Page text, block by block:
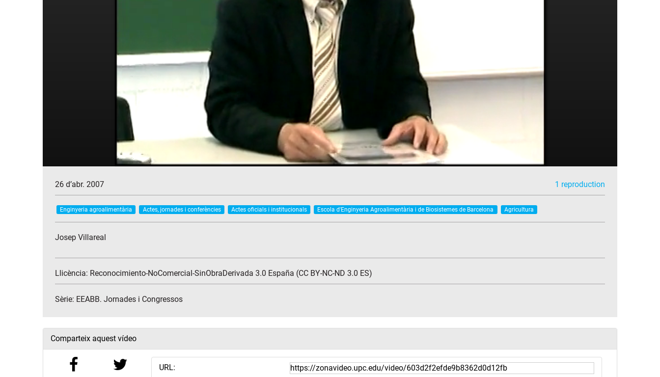
26 d’abr. 2007 1 reproduction
Enginyeria agroalimentària Actes, jornades i conferències Actes oficials i institucionals Escola d'Enginyeria Agroalimentària i de Biosistemes de Barcelona Agricultura
Josep Villareal
Llicència: Reconocimiento-NoComercial-SinObraDerivada 3.0 España (CC BY-NC-ND 3.0 ES)
Sèrie: EEABB. Jornades i Congressos
Comparteix aquest vídeo
URL: